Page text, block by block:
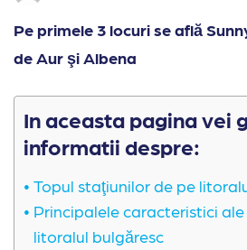
Pe primele 3 locuri se află
de Aur şi Albena
In aceasta pagina vei
informatii despre:
Topul staţiunilor de pe
Principalele caracteristici
litoralul bulgăresc